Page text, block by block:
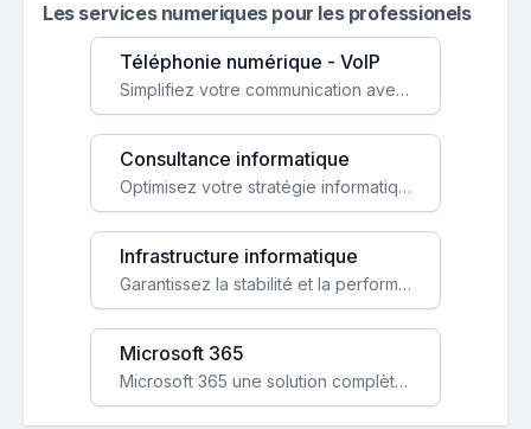
Les services numeriques pour les professionels
Téléphonie numérique - VoIP
Simplifiez votre communication avec une solution VoIP flexible, économique et adaptée à vos besoins professionnels.
Consultance informatique
Optimisez votre stratégie informatique avec l'expertise de nos consultants pour améliorer votre efficacité et sécurité.
Infrastructure informatique
Garantissez la stabilité et la performance de votre entreprise avec une infrastructure IT sécurisée et évolutive.
Microsoft 365
Microsoft 365 une solution complète qui booste votre productivité, renforce la sécurité de vos données et facilite la collaboration.